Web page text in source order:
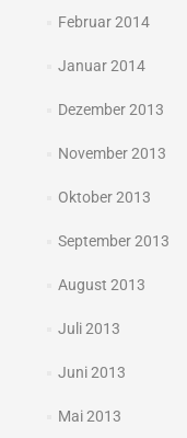
Februar 2014
Januar 2014
Dezember 2013
November 2013
Oktober 2013
September 2013
August 2013
Juli 2013
Juni 2013
Mai 2013